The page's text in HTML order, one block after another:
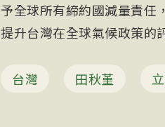
予全球所有締約國減量責任
提升台灣在全球氣候政策的
台灣 田秋堇